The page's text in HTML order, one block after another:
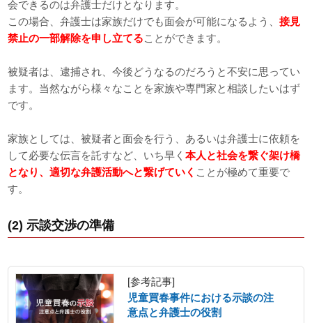
会できるのは弁護士だけとなります。
この場合、弁護士は家族だけでも面会が可能になるよう、接見
禁止の一部解除を申し立てることができます。
被疑者は、逮捕され、今後どうなるのだろうと不安に思ってい
ます。当然ながら様々なことを家族や専門家と相談したいはず
です。
家族としては、被疑者と面会を行う、あるいは弁護士に依頼を
して必要な伝言を託すなど、いち早く本人と社会を繋ぐ架け橋
となり、適切な弁護活動へと繋げていく ことが極めて重要で
す。
(2) 示談交渉の準備
[参考記事]
児童買春事件における示談の注
意点と弁護士の役割